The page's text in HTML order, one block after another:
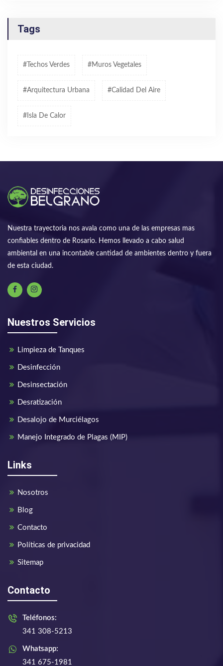
Tags
#techos Verdes #muros Vegetales
#arquitectura Urbana #calidad Del Aire
#isla De Calor
Nuestra trayectoria nos avala como una de las empresas mas
confiables dentro de Rosario. Hemos llevado a cabo salud
ambiental en una incontable cantidad de ambientes dentro y fuera
de esta ciudad.
Nuestros Servicios
Limpieza de Tanques
Desinfección
Desinsectación
Desratización
Desalojo de Murciélagos
Manejo Integrado de Plagas (MIP)
Links
Nosotros
Blog
Contacto
Políticas de privacidad
Sitemap
Contacto
Teléfonos:
341 308-5213
Whatsapp:
341 675-1981